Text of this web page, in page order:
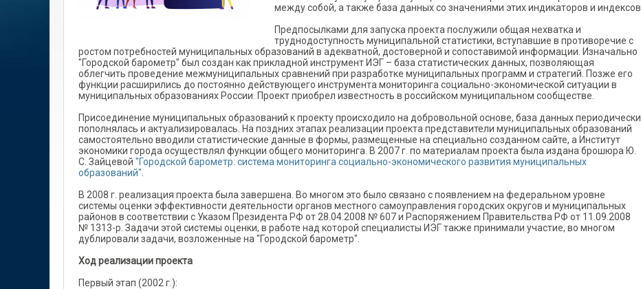
между собой, а также база данных со значениями этих индикаторов и индексов.
Предпосылками для запуска проекта послужили общая нехватка и
труднодоступность муниципальной статистики, вступавшие в противоречие с
ростом потребностей муниципальных образований в адекватной, достоверной и сопоставимой информации. Изначально
"Городской барометр" был создан как прикладной инструмент ИЭГ – база статистических данных, позволяющая
облегчить проведение межмуниципальных сравнений при разработке муниципальных программ и стратегий. Позже его
функции расширились до постоянно действующего инструмента мониторинга социально-экономической ситуации в
муниципальных образованиях России. Проект приобрел известность в российском муниципальном сообществе.
Присоединение муниципальных образований к проекту происходило на добровольной основе, база данных периодически
пополнялась и актуализировалась. На поздних этапах реализации проекта представители муниципальных образований
самостоятельно вводили статистические данные в формы, размещенные на специально созданном сайте, а Институт
экономики города осуществлял функции общего мониторинга. В 2007 г. по материалам проекта была издана брошюра Ю.
С. Зайцевой "Городской барометр: система мониторинга социально-экономического развития муниципальных
образований"
В 2008 г. реализация проекта была завершена. Во многом это было связано с появлением на федеральном уровне
системы оценки эффективности деятельности органов местного самоуправления городских округов и муниципальных
районов в соответствии с Указом Президента РФ от 28.04.2008 № 607 и Распоряжением Правительства РФ от 11.09.2008
№ 1313-р. Задачи этой системы оценки, в работе над которой специалисты ИЭГ также принимали участие, во многом
дублировали задачи, возложенные на "Городской барометр".
Ход реализации проекта
Первый этап (2002 г.):